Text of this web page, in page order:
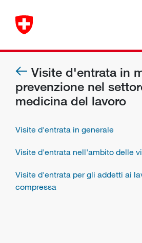
Visite d'entrata in
prevenzione nel
medicina del lavoro
Visite d'entrata in generale
Visite d'entrata nell'ambito delle
Visite d'entrata per gli addetti ai
compressa